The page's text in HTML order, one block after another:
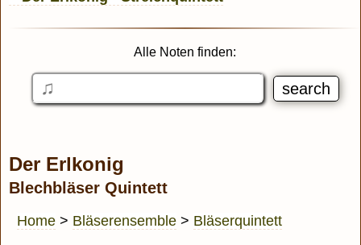
Alle Noten finden:
Der Erlkonig
Blechbläser Quintett
Home > Bläserensemble > Bläserquintett